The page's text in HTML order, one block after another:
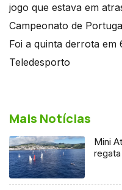
jogo que estava em
Campeonato de
Foi a quinta derrota em
Teledesporto
Mais Notícias
Mini